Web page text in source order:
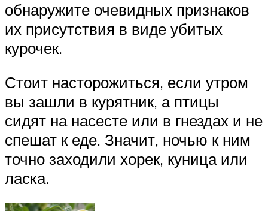
обнаружите очевидных признаков
их присутствия в виде убитых
курочек.
Стоит насторожиться, если утром
вы зашли в курятник, а птицы
сидят на насесте или в гнездах и не
спешат к еде. Значит, ночью к ним
точно заходили хорек, куница или
ласка.